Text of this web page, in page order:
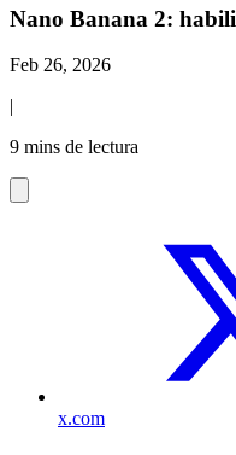
Nano Banana 2:
Feb 26, 2026
|
9 mins de lectura
x.com